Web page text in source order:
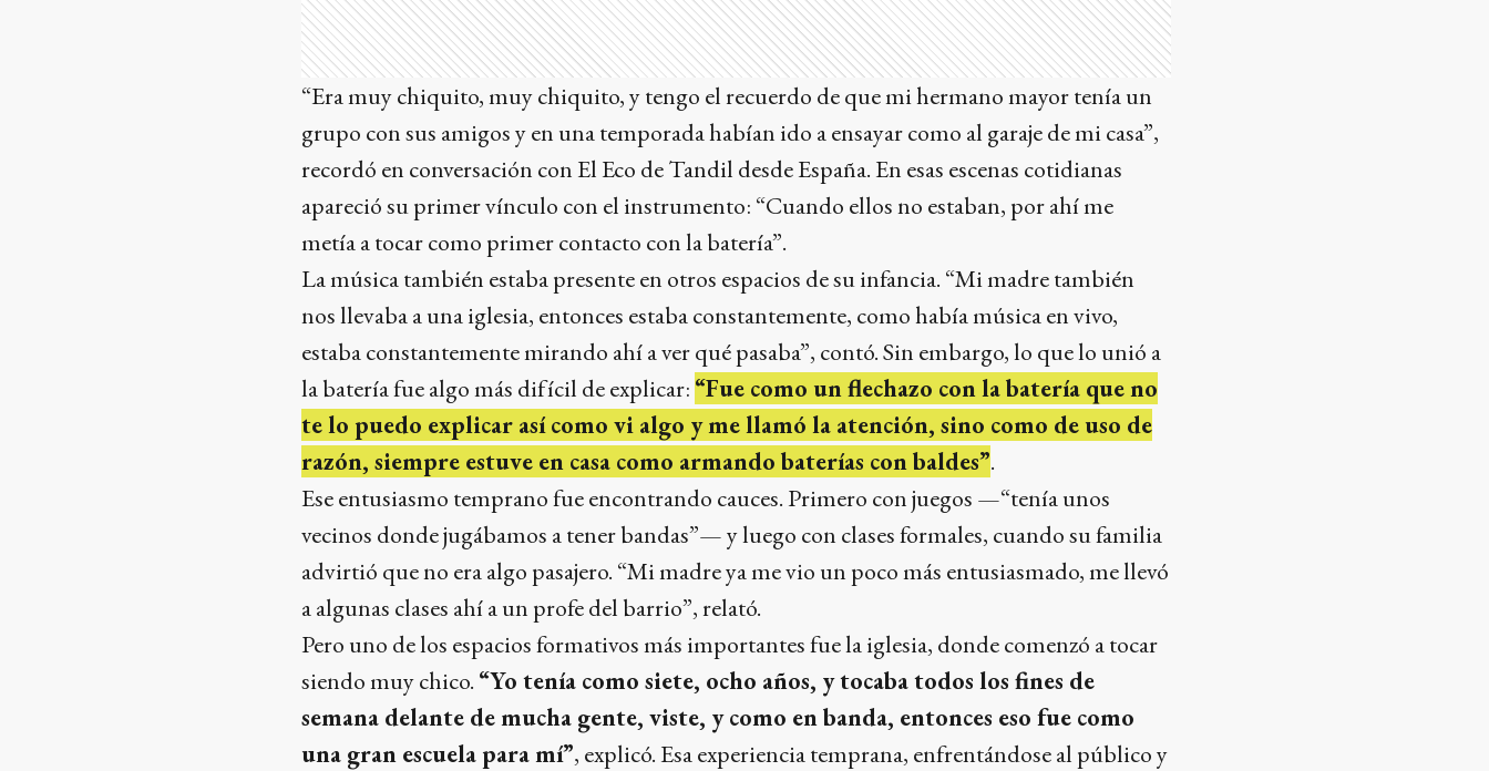
“Era muy chiquito, muy chiquito, y tengo el recuerdo de que mi hermano mayor tenía un
grupo con sus amigos y en una temporada habían ido a ensayar como al garaje de mi casa”,
recordó en conversación con El Eco de Tandil desde España. En esas escenas cotidianas
apareció su primer vínculo con el instrumento: “Cuando ellos no estaban, por ahí me
metía a tocar como primer contacto con la batería”.
La música también estaba presente en otros espacios de su infancia. “Mi madre también
nos llevaba a una iglesia, entonces estaba constantemente, como había música en vivo,
estaba constantemente mirando ahí a ver qué pasaba”, contó. Sin embargo, lo que lo unió a
la batería fue algo más difícil de explicar: “Fue como un flechazo con la batería que no
te lo puedo explicar así como vi algo y me llamó la atención, sino como de uso de
razón, siempre estuve en casa como armando baterías con baldes”.
Ese entusiasmo temprano fue encontrando cauces. Primero con juegos —“tenía unos
vecinos donde jugábamos a tener bandas”— y luego con clases formales, cuando su familia
advirtió que no era algo pasajero. “Mi madre ya me vio un poco más entusiasmado, me llevó
a algunas clases ahí a un profe del barrio”, relató.
Pero uno de los espacios formativos más importantes fue la iglesia, donde comenzó a tocar
siendo muy chico. “Yo tenía como siete, ocho años, y tocaba todos los fines de
semana delante de mucha gente, viste, y como en banda, entonces eso fue como
una gran escuela para mí”, explicó. Esa experiencia temprana, enfrentándose al público y